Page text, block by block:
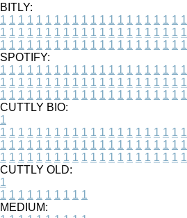
BITLY:
1 1 1 1 1 1 1 1 1 1 1 1 1 1 1 1 1 1 1 1 1
1 1 1 1 1 1 1 1 1 1 1 1 1 1 1 1 1 1 1 1 1
1 1 1 1 1 1 1 1 1 1 1 1 1 1 1 1 1 1 1 1 1
SPOTIFY:
1 1 1 1 1 1 1 1 1 1 1 1 1 1 1 1 1 1 1 1 1
1 1 1 1 1 1 1 1 1 1 1 1 1 1 1 1 1 1 1 1 1
1 1 1 1 1 1 1 1 1 1 1 1 1 1 1 1 1 1 1 1 1
CUTTLY BIO:
1
1 1 1 1 1 1 1 1 1 1 1 1 1 1 1 1 1 1 1 1 1
1 1 1 1 1 1 1 1 1 1 1 1 1 1 1 1 1 1 1 1 1
1 1 1 1 1 1 1 1 1 1 1 1 1 1 1 1 1 1 1 1 1
CUTTLY OLD:
1
1 1 1 1 1 1 1 1 1 1
MEDIUM: